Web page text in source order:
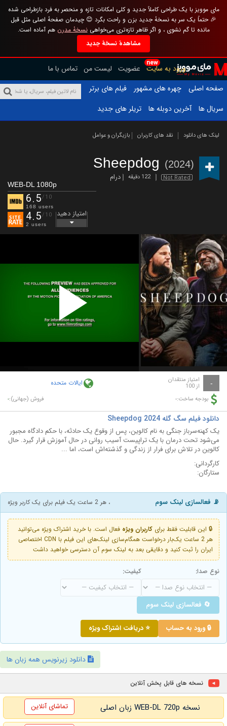
مای موویز با یک طراحی کاملاً جدید و کلی امکانات تازه و منحصر به فرد بازطراحی شده
🎉 حتماً یک سر به نسخهٔ جدید بزن و راحت بگرد 😊 چیدمان صفحهٔ اصلی مثل قبل
مانده تا گم نشوی ، و اگر ظاهر تازه‌تری می‌خواهینسخهٔ مدرن هم آماده است.
مشاهدهٔ نسخهٔ جدید
new
ورود به سایت عضویت لیست من تماس با ما
صفحه اصلی
چهره های مشهور
فیلم های برتر
سریال ها
آخرین دوبله ها تریلر های جدید
لینک های دانلود نقد های کاربران بازیگران و عوامل
Sheepdog (2024)
Not Rated 122 دقیقه درام
WEB-DL 1080p
6.5/10
168 users
4.5/10
2 users
امتیاز دهید
Play
Video
- امتیاز منتقدان
از 100 ایالات متحده
بودجه ساخت:- فروش (جهانی):-
دانلود فیلم سگ گله Sheepdog 2024
یک کهنه‌سرباز جنگی به نام کالوین، پس از وقوع یک حادثه، با حکم دادگاه مجبور
می‌شود تحت درمان با یک تراپیست آسیب روانی در حال آموزش قرار گیرد. حال
کالوین در تلاش برای فرار از زندگی و گذشته‌اش است، اما ...
کارگردانی:
ستارگان:
📡 فعالسازی لینک سوم ، هر 2 ساعت یک فیلم برای یک کاربر ویژه
🔒 این قابلیت فقط برای کاربران ویژه فعال است. با خرید اشتراک ویژه می‌توانید
هر 2 ساعت یک‌بار درخواست همگام‌سازی لینک‌های این فیلم با CDN اختصاصی
ایران را ثبت کنید و دقایقی بعد به لینک سوم آن دسترسی خواهید داشت
نوع صدا: کیفیت:
🔄 فعالسازی لینک سوم
🔒 ورود به حساب ⭐ دریافت اشتراک ویژه
دانلود زیرنویس همه زبان ها
نسخه های قابل پخش آنلاین
نسخه WEB-DL 720p زبان اصلی تماشای آنلاین